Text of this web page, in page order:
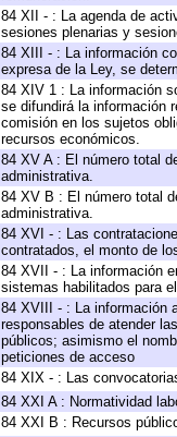
84 XII - : La agenda de
sesiones plenarias y
84 XIII - : La información
expresa de la Ley, se
84 XIV 1 : La información
se difundirá la información
comisión en los sujetos
recursos económicos.
84 XV A : El número total
administrativa.
84 XV B : El número total
administrativa.
84 XVI - : Las
contratados, el monto de
84 XVII - : La información
sistemas habilitados para
84 XVIII - : La información
responsables de atender
públicos; asimismo el
peticiones de acceso
84 XIX - : Las
84 XXI A : Normatividad
84 XXI B : Recursos